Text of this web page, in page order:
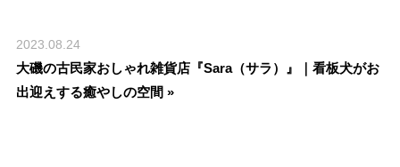
2023.08.24
大磯の古民家おしゃれ雑貨店『Sara（サラ）』｜看板犬がお
出迎えする癒やしの空間 »